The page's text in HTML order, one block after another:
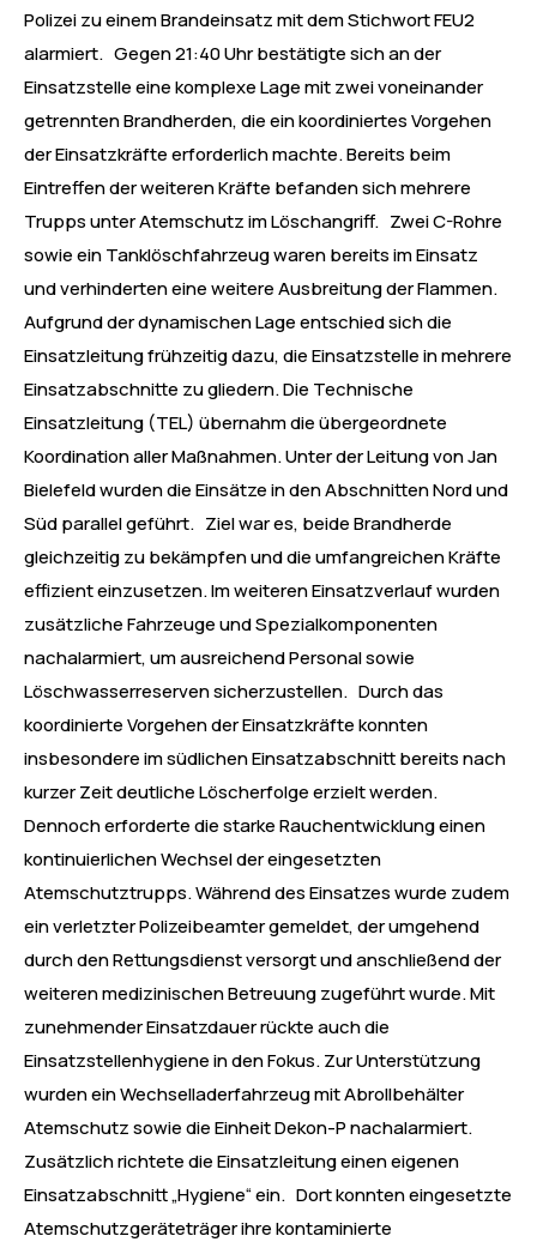
Polizei zu einem Brandeinsatz mit dem Stichwort FEU2
alarmiert. Gegen 21:40 Uhr bestätigte sich an der
Einsatzstelle eine komplexe Lage mit zwei voneinander
getrennten Brandherden, die ein koordiniertes Vorgehen
der Einsatzkräfte erforderlich machte. Bereits beim
Eintreffen der weiteren Kräfte befanden sich mehrere
Trupps unter Atemschutz im Löschangriff. Zwei C-Rohre
sowie ein Tanklöschfahrzeug waren bereits im Einsatz
und verhinderten eine weitere Ausbreitung der Flammen.
Aufgrund der dynamischen Lage entschied sich die
Einsatzleitung frühzeitig dazu, die Einsatzstelle in mehrere
Einsatzabschnitte zu gliedern. Die Technische
Einsatzleitung (TEL) übernahm die übergeordnete
Koordination aller Maßnahmen. Unter der Leitung von Jan
Bielefeld wurden die Einsätze in den Abschnitten Nord und
Süd parallel geführt. Ziel war es, beide Brandherde
gleichzeitig zu bekämpfen und die umfangreichen Kräfte
effizient einzusetzen. Im weiteren Einsatzverlauf wurden
zusätzliche Fahrzeuge und Spezialkomponenten
nachalarmiert, um ausreichend Personal sowie
Löschwasserreserven sicherzustellen. Durch das
koordinierte Vorgehen der Einsatzkräfte konnten
insbesondere im südlichen Einsatzabschnitt bereits nach
kurzer Zeit deutliche Löscherfolge erzielt werden.
Dennoch erforderte die starke Rauchentwicklung einen
kontinuierlichen Wechsel der eingesetzten
Atemschutztrupps. Während des Einsatzes wurde zudem
ein verletzter Polizeibeamter gemeldet, der umgehend
durch den Rettungsdienst versorgt und anschließend der
weiteren medizinischen Betreuung zugeführt wurde. Mit
zunehmender Einsatzdauer rückte auch die
Einsatzstellenhygiene in den Fokus. Zur Unterstützung
wurden ein Wechselladerfahrzeug mit Abrollbehälter
Atemschutz sowie die Einheit Dekon-P nachalarmiert.
Zusätzlich richtete die Einsatzleitung einen eigenen
Einsatzabschnitt „Hygiene“ ein. Dort konnten eingesetzte
Atemschutzgeräteträger ihre kontaminierte